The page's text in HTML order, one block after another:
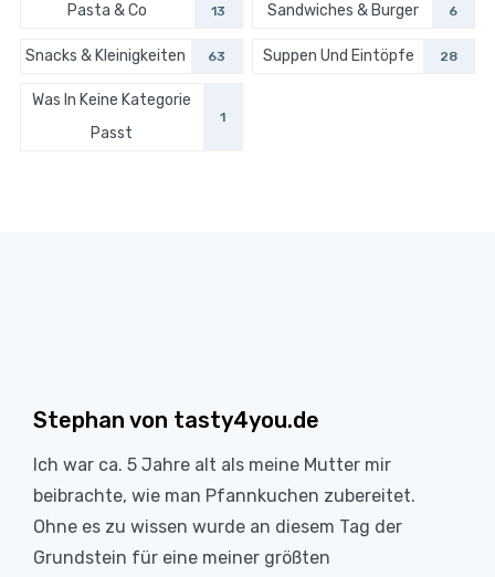
Pasta & Co 13 Sandwiches & Burger 6
Snacks & Kleinigkeiten 63 Suppen Und Eintöpfe 28
Was In Keine Kategorie
Passt
1
Stephan von tasty4you.de
Ich war ca. 5 Jahre alt als meine Mutter mir
beibrachte, wie man Pfannkuchen zubereitet.
Ohne es zu wissen wurde an diesem Tag der
Grundstein für eine meiner größten